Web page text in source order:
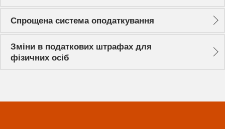
Спрощена система оподаткування
Зміни в податкових штрафах для
фізичних осіб